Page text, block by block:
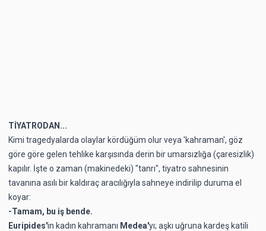
TİYATRODAN...
Kimi tragedyalarda olaylar kördüğüm olur veya 'kahraman', göz
göre göre gelen tehlike karşısında derin bir umarsızlığa (çaresizlik)
kapılır. İşte o zaman (makinedeki) "tanrı", tiyatro sahnesinin
tavanına asılı bir kaldıraç aracılığıyla sahneye indirilip duruma el
koyar:
-Tamam, bu iş bende.
Euripides'in kadın kahramanı Medea'yı; aşkı uğruna kardeş katili